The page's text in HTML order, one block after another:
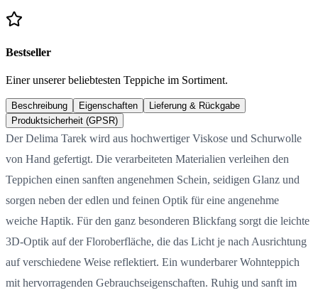
Bestseller
Einer unserer beliebtesten Teppiche im Sortiment.
Beschreibung Eigenschaften
Lieferung & Rückgabe
Produktsicherheit (GPSR)
Der Delima Tarek wird aus hochwertiger Viskose und Schurwolle
von Hand gefertigt. Die verarbeiteten Materialien verleihen den
Teppichen einen sanften angenehmen Schein, seidigen Glanz und
sorgen neben der edlen und feinen Optik für eine angenehme
weiche Haptik. Für den ganz besonderen Blickfang sorgt die leichte
3D-Optik auf der Floroberfläche, die das Licht je nach Ausrichtung
auf verschiedene Weise reflektiert. Ein wunderbarer Wohnteppich
mit hervorragenden Gebrauchseigenschaften. Ruhig und sanft im